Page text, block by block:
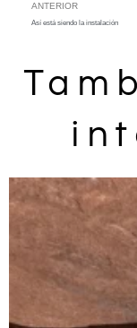
ANTERIOR
Así está siendo la instalación